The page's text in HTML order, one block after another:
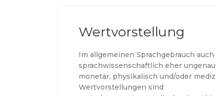
Wertvorstellung
Im allgemeinen Sprachgebrauch auch
sprachwissenschaftlich eher
monetär, physikalisch und/oder
Wertvorstellungen sind